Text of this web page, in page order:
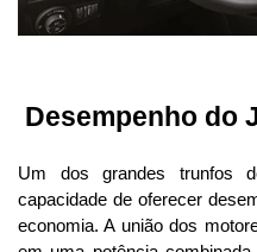
Desempenho do
Um dos grandes trunfos
capacidade de oferecer
economia. A união dos